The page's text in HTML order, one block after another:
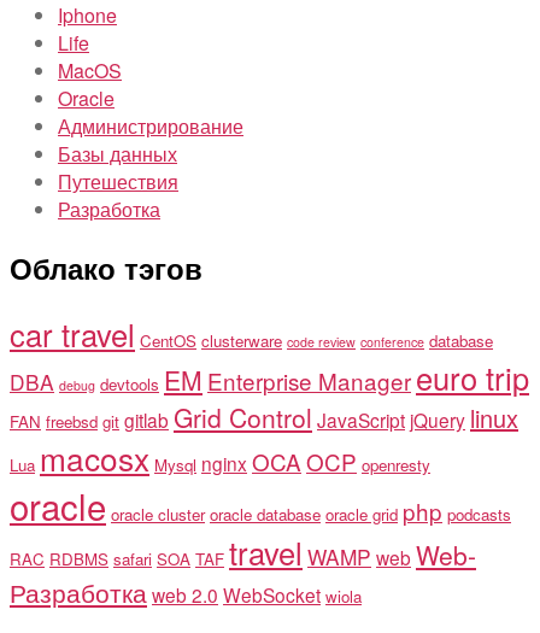
Iphone
Life
MacOS
Oracle
Администрирование
Базы данных
Путешествия
Разработка
Облако тэгов
car travel CentOS clusterware code review conference database
DBA debug devtools EM Enterprise Managereuro trip
FAN freebsd git gitlab Grid Control JavaScript jQuery linux
Lua macosx Mysql nginx OCAOCP openresty
oracle oracle cluster oracle database oracle grid php podcasts
RAC RDBMS safari SOA TAF travel WAMP web Web-
Разработкаweb 2.0 WebSocket wiola